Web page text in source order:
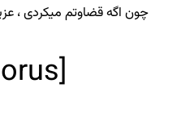
چون اگه قضاوتم میکردی ،
[Chorus]